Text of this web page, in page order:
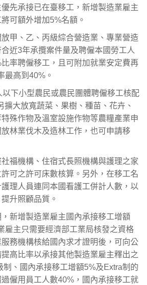
先承接已在臺移工，新增製造業雇主
可額外增加5%名額。
甲、乙、丙級綜合營造業、專業營造
近3年承攬案件量及聘僱本國勞工人
率聘僱移工，且可附加就業安定費再
最高到40%。
以下小型農民或農民團體聘僱移工核配
擴大放寬蔬菜、果樹、種苗、花卉、
殊作物及溫室設施作物等農糧產業申
林業伐木及造林工作，也可申請移
福機構、住宿式長照機構與護理之家
可之許可床數核算。另外，在移工名
理人員連同本國看護工併計人數，以
升照顧品質。
增製造業雇主國內承接移工增額
雇主只需要經濟部工業局核發之資格
務機構核給國內求才證明後，可向公
高比率以承接其他製造業雇主釋出之
制、國內承接移工增額5%及Extra制的
僱用員工人數40%，國內承接移工就